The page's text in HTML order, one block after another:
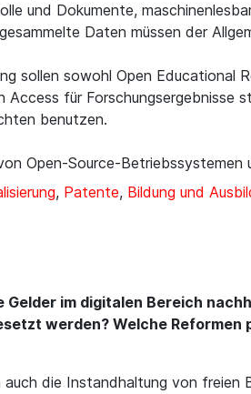
und Dokumente,
Daten müssen der
sollen sowohl Open Educational
für
benutzen.
Open-Source-
, Patente, Bildung und
im digitalen Bereich
werden? Welche Reformen
auch die Instandhaltung von